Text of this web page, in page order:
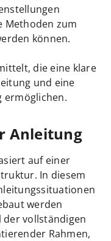
Methoden zum
können.
die eine klare
und eine
ermöglichen.
Anleitung
auf einer
In diesem
werden
der vollständigen
Rahmen,